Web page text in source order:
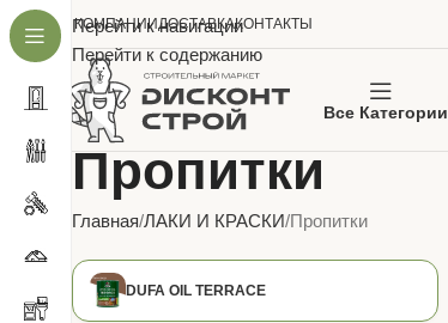
Перейти к навигации
Перейти к содержанию
О КОМПАНИИДОСТАВКАКОНТАКТЫ
Все Категории
Пропитки
Главная ЛАКИ И КРАСКИ Пропитки
DUFA OIL TERRACE